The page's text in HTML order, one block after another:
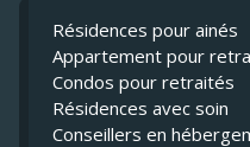
Résidences pour ainés
Appartement pour
Condos pour retraités
Résidences avec soin
Conseillers en